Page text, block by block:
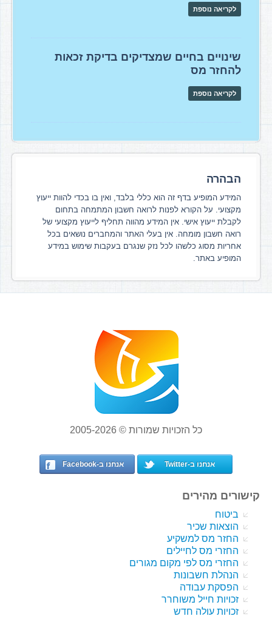
לקריאה נוספת
שינויים בחיים שמצדיקים בדיקת זכאות
להחזר מס
לקריאה נוספת
הבהרה
המידע המופיע בדף זה הוא כללי בלבד, ואין בו בכדי להוות ייעוץ
מקצועי. על הקורא לפנות לרואה חשבון המתמחה בתחום
לקבלת ייעוץ אישי. אין המידע מהווה תחליף לייעוץ מקצועי של
רואה חשבון מומחה. אין בעלי האתר והמחברים נושאים בכל
אחריות מסוג כלשהו לכל נזק שנגרם בעקבות שימוש במידע
המופיע באתר.
כל הזכויות שמורות © 2005-2026
אנחנו ב-Twitter אנחנו ב-Facebook
קישורים מהירים
ביטוח
הוצאות שכיר
החזר מס למשקיע
החזרי מס לחיילים
החזרי מס לפי מקום מגורים
הנהלת חשבונות
הפסקת עבודה
זכויות חייל משוחרר
זכויות עולה חדש